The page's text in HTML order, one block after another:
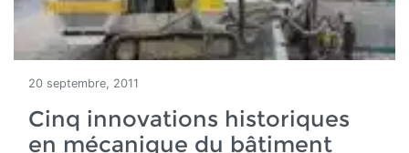
20 septembre, 2011
Cinq innovations historiques
en mécanique du bâtiment